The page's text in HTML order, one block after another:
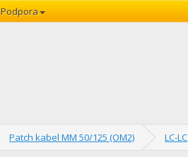
Podpora
Patch kabel MM 50/125 (OM2) LC-LC